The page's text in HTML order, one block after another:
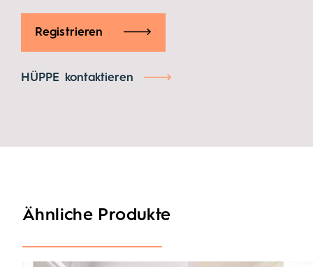
Registrieren
HÜPPE kontaktieren
Ähnliche Produkte